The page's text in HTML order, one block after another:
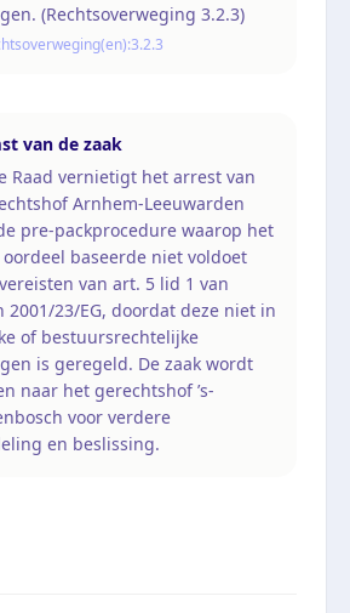
(Rechtsoverweging 3.2.3)
3.2.3
van de zaak
Raad vernietigt het arrest van
Arnhem-Leeuwarden
pre-packprocedure waarop het
baseerde niet voldoet
van art. 5 lid 1 van
2001/23/EG, doordat deze niet in
of bestuursrechtelijke
is geregeld. De zaak wordt
naar het gerechtshof ’s-
voor verdere
en beslissing.